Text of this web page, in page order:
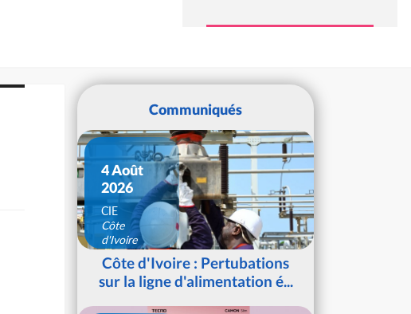
Communiqués
4 Août
2026
CIE
Côte
d'Ivoire
Côte d'Ivoire : Pertubations
sur la ligne d'alimentation é...